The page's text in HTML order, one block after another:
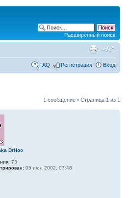
Расширенный поиск
FAQ Регистрация Вход
1 сообщение • Страница 1 из 1
DrHoo
73
05 июн 2002, 07:48